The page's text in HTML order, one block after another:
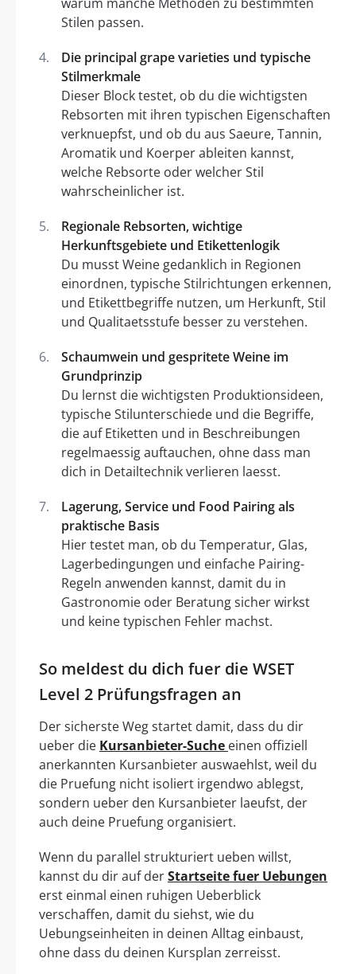
Stilen passen.
Die principal grape varieties und typische
Stilmerkmale
Dieser Block testet, ob du die wichtigsten
Rebsorten mit ihren typischen Eigenschaften
verknuepfst, und ob du aus Saeure, Tannin,
Aromatik und Koerper ableiten kannst,
welche Rebsorte oder welcher Stil
wahrscheinlicher ist.
Regionale Rebsorten, wichtige
Herkunftsgebiete und Etikettenlogik
Du musst Weine gedanklich in Regionen
einordnen, typische Stilrichtungen erkennen,
und Etikettbegriffe nutzen, um Herkunft, Stil
und Qualitaetsstufe besser zu verstehen.
Schaumwein und gespritete Weine im
Grundprinzip
Du lernst die wichtigsten Produktionsideen,
typische Stilunterschiede und die Begriffe,
die auf Etiketten und in Beschreibungen
regelmaessig auftauchen, ohne dass man
dich in Detailtechnik verlieren laesst.
Lagerung, Service und Food Pairing als
praktische Basis
Hier testet man, ob du Temperatur, Glas,
Lagerbedingungen und einfache Pairing-
Regeln anwenden kannst, damit du in
Gastronomie oder Beratung sicher wirkst
und keine typischen Fehler machst.
So meldest du dich fuer die WSET
Level 2 Prüfungsfragen an
Der sicherste Weg startet damit, dass du dir
ueber die Kursanbieter-Suche einen offiziell
anerkannten Kursanbieter auswaehlst, weil du
die Pruefung nicht isoliert irgendwo ablegst,
sondern ueber den Kursanbieter laeufst, der
auch deine Pruefung organisiert.
Wenn du parallel strukturiert ueben willst,
kannst du dir auf derStartseite fuer Uebungen
erst einmal einen ruhigen Ueberblick
verschaffen, damit du siehst, wie du
Uebungseinheiten in deinen Alltag einbaust,
ohne dass du deinen Kursplan zerreisst.